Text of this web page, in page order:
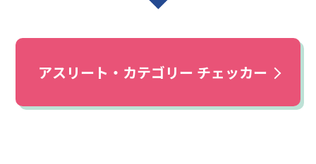
アスリート・カテゴリー チェッカー